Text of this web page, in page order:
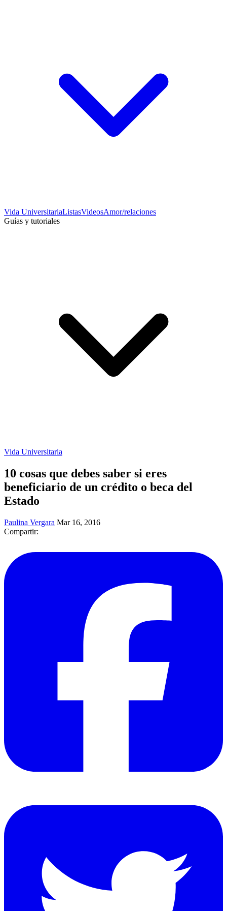
Vida UniversitariaListasVideosAmor/relaciones
Guías y tutoriales
Vida Universitaria
10 cosas que debes saber si eres
beneficiario de un crédito o beca del
Estado
Paulina Vergara Mar 16, 2016
Compartir: